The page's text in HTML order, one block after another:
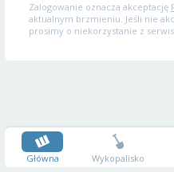
Zalogowanie oznacza akceptację
aktualnym brzmieniu. Jeśli nie
prosimy o niekorzystanie z
Główna Wykopalisko